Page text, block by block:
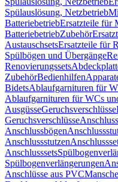
Spülauslösung, Netzbetrieb
BatteriebetriebErsatzteile für
BatteriebetriebZubehör
AustauschsetsErsatzteile für
Spülbögen und Übergänge
Renovierungssets
ZubehörBedienhilfen
BidetsAblaufgarnituren für
Ablaufgarnituren für WCs
AusgüsseGeruchsverschlüsse
Geruchsverschlüsse
Anschlussbögen
Anschlussstutzen
Anschlusssets
Spülbogenverlängerungen
Anschlüsse aus PVC